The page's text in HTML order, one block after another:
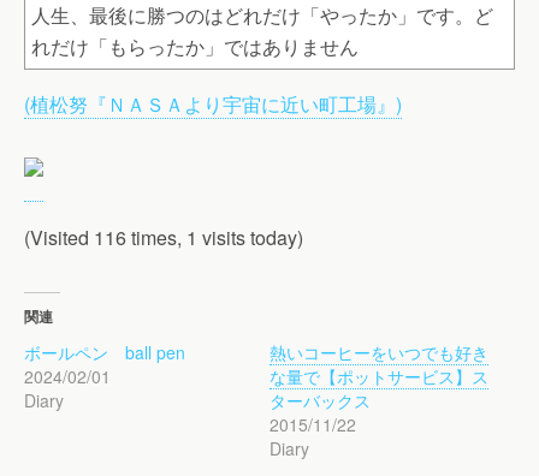
人生、最後に勝つのはどれだけ「やったか」です。ど
れだけ「もらったか」ではありません
(植松努『ＮＡＳＡより宇宙に近い町工場』)
(Visited 116 times, 1 visits today)
関連
ボールペン ball pen
2024/02/01
Diary
熱いコーヒーをいつでも好き
な量で【ポットサービス】ス
ターバックス
2015/11/22
Diary